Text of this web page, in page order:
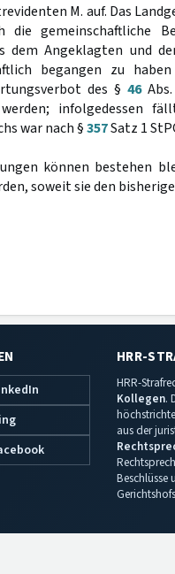
M. auf. Das
die gemeinschaftliche
dem Angeklagten und
begangen zu
des § 46Abs.
infolgedessen
war nach §357Satz 1
können bestehen
soweit sie den
HRR-
HRR-
Kollegen.
aus der
Beschlüsse